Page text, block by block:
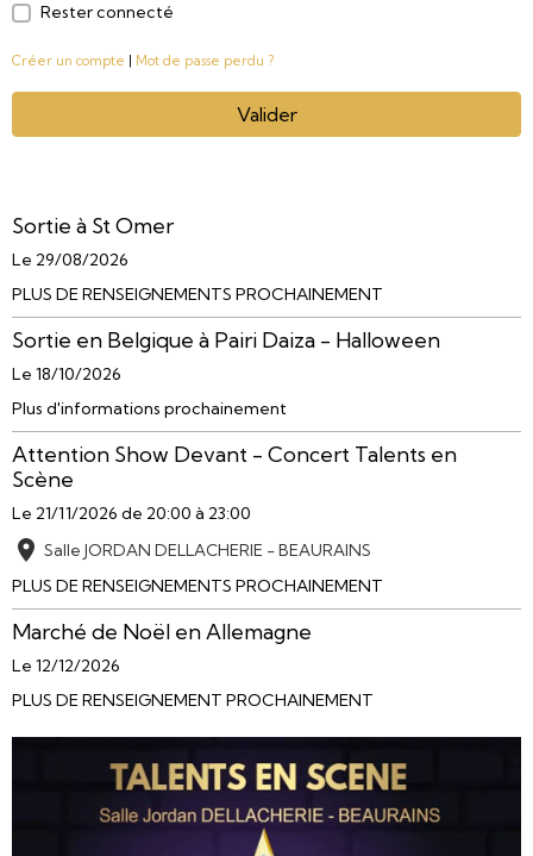
Rester connecté
Créer un compte Mot de passe perdu ?
Valider
Sortie à St Omer
Le 29/08/2026
PLUS DE RENSEIGNEMENTS PROCHAINEMENT
Sortie en Belgique à Pairi Daiza - Halloween
Le 18/10/2026
Plus d'informations prochainement
Attention Show Devant - Concert Talents en
Scène
Le 21/11/2026 de 20:00 à 23:00
Salle JORDAN DELLACHERIE - BEAURAINS
PLUS DE RENSEIGNEMENTS PROCHAINEMENT
Marché de Noël en Allemagne
Le 12/12/2026
PLUS DE RENSEIGNEMENT PROCHAINEMENT